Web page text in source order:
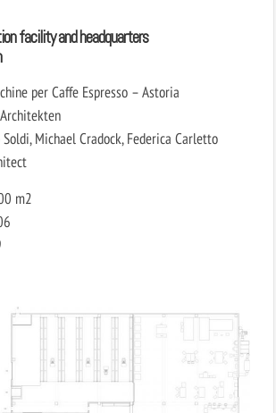
facility and headquarters
per Caffe Espresso – Astoria
Michael Cradock, Federica Carletto
m2